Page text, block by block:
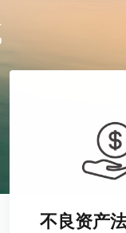
不良资产